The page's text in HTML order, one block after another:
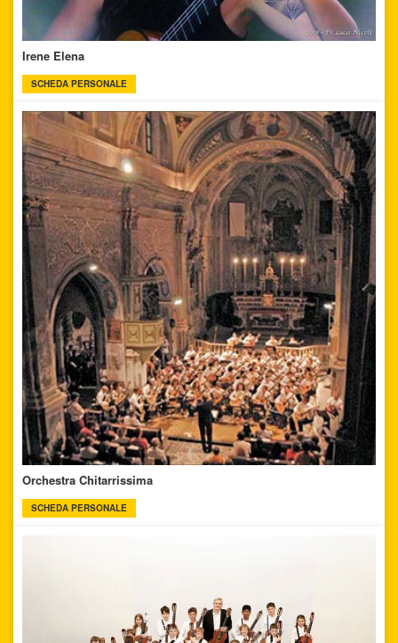
Irene Elena
SCHEDA PERSONALE
Orchestra Chitarrissima
SCHEDA PERSONALE